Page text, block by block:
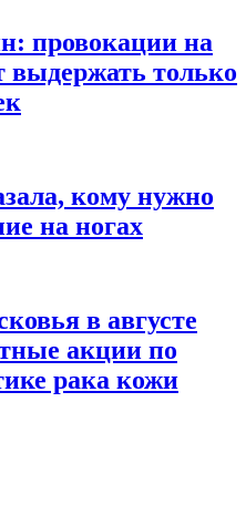
провокации на
выдержать только
кому нужно
на ногах
в августе
акции по
рака кожи